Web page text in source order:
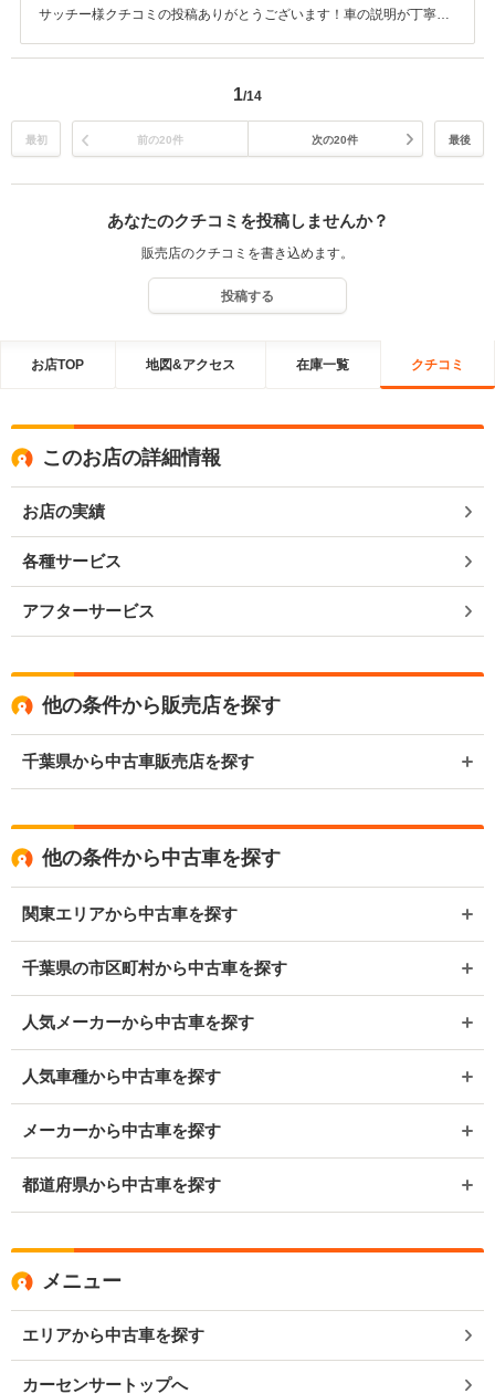
サッチー様クチコミの投稿ありがとうございます！車の説明が丁寧で
います！今後とも丁寧な対応を心掛けて参りますので何か御座いまし
1/14
最初 前の20件 次の20件 最後
あなたのクチコミを投稿しませんか？
販売店のクチコミを書き込めます。
投稿する
お店TOP 地図&アクセス 在庫一覧 クチコミ
このお店の詳細情報
お店の実績
各種サービス
アフターサービス
他の条件から販売店を探す
千葉県から中古車販売店を探す
他の条件から中古車を探す
関東エリアから中古車を探す
千葉県の市区町村から中古車を探す
人気メーカーから中古車を探す
人気車種から中古車を探す
メーカーから中古車を探す
都道府県から中古車を探す
メニュー
エリアから中古車を探す
カーセンサートップへ